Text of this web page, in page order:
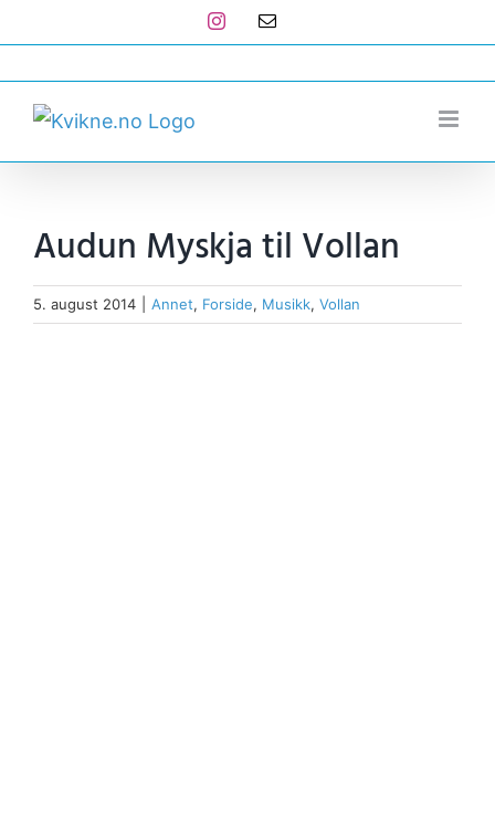
to
content
Instagram
E-
Audun Myskja til Vollan
5. august 2014 Annet, Forside, Musikk, Vollan